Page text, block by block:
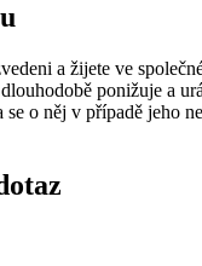
a žijete ve
ponižuje a
se o něj v případě jeho